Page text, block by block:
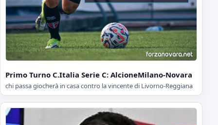
Primo Turno C.Italia Serie C: AlcioneMilano-Novara
chi passa giocherà in casa contro la vincente di Livorno-Reggiana